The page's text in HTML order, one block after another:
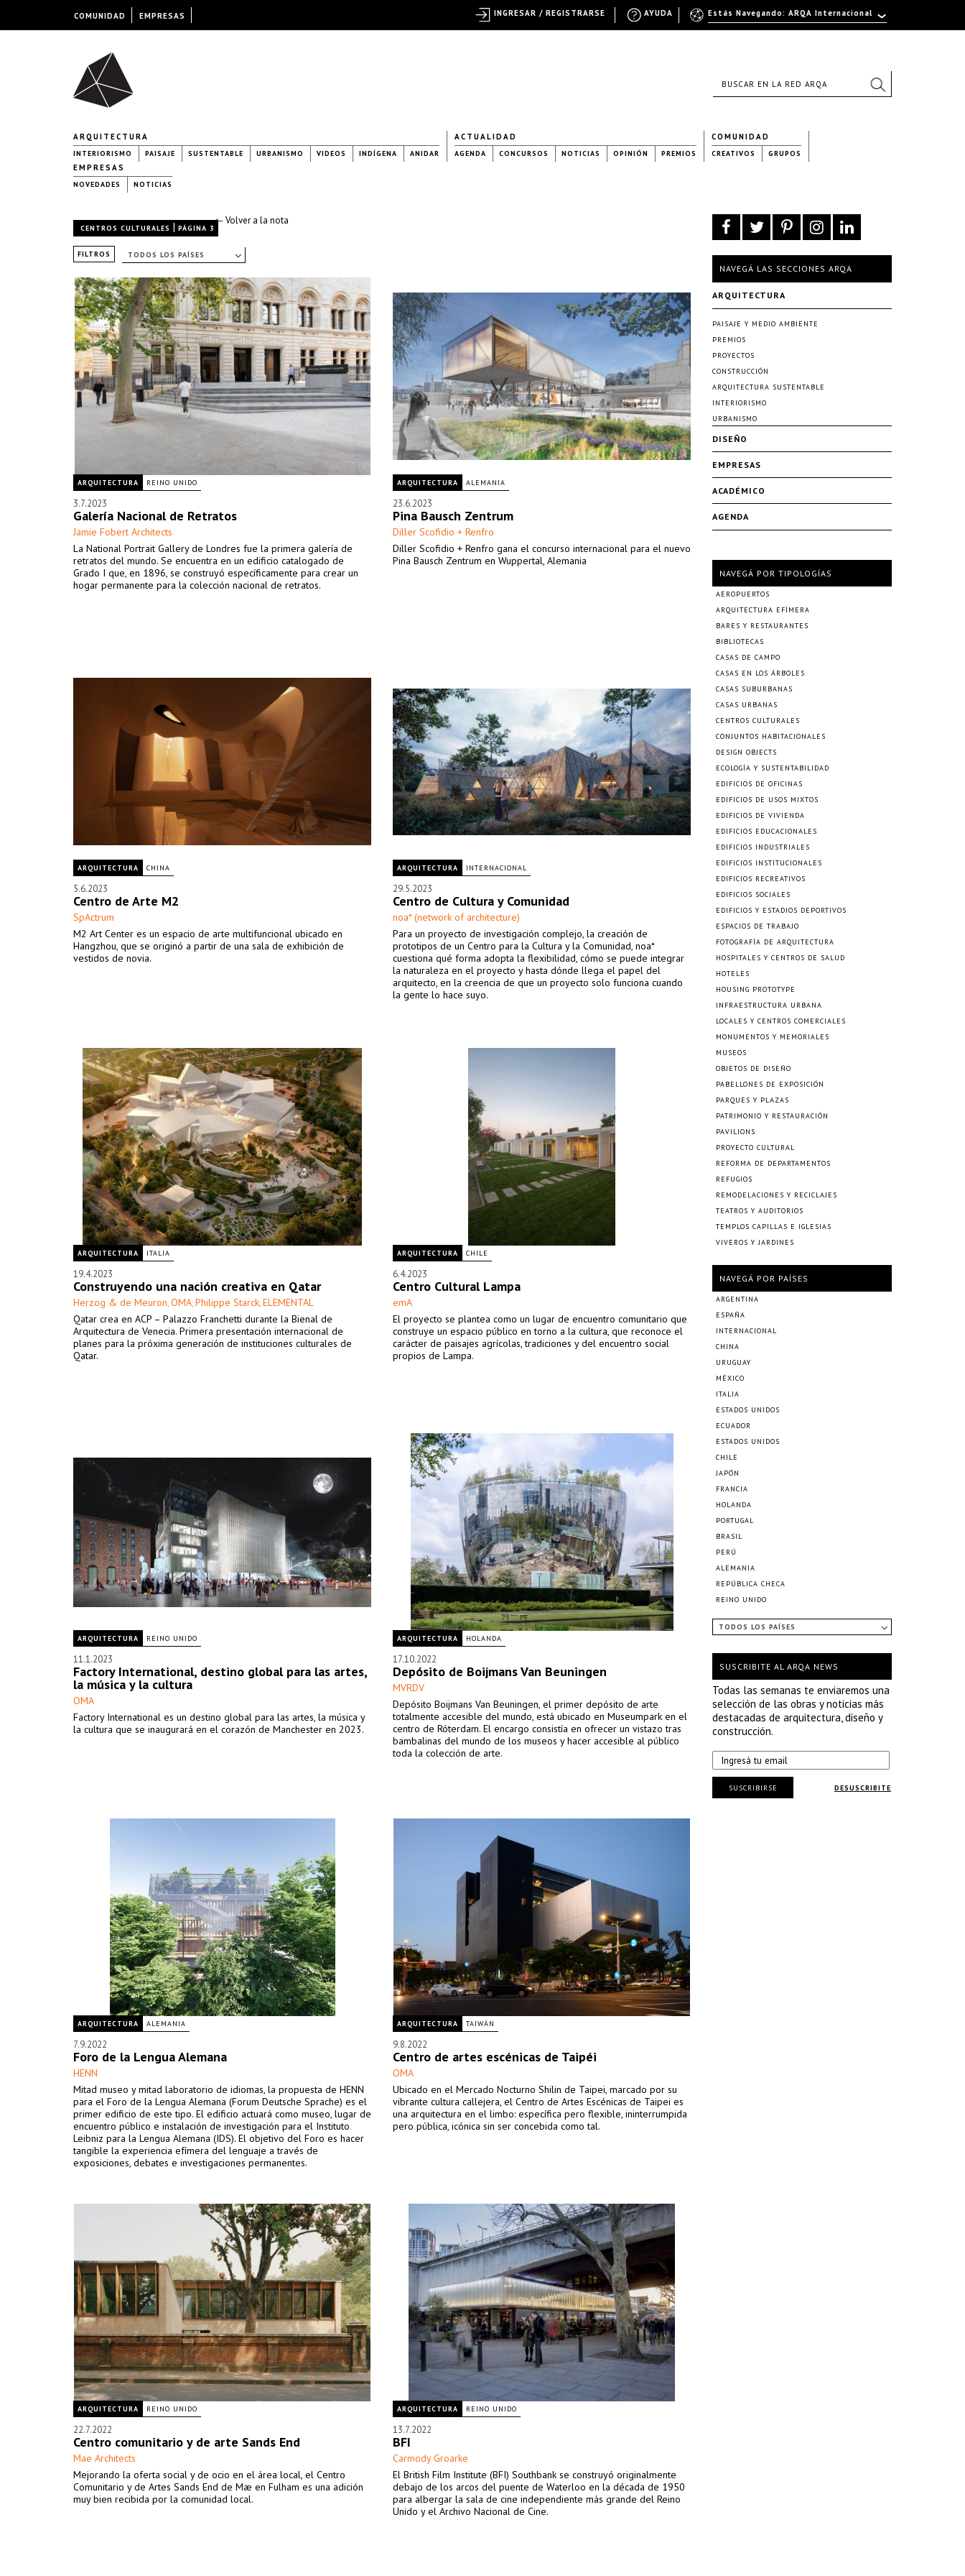
ARQUITECTURA
INTERIORISMO PAISAJE SUSTENTABLE URBANISMO VIDEOS INDÍGENA ANIDAR
ACTUALIDAD
AGENDA CONCURSOS NOTICIAS OPINIÓN PREMIOS
COMUNIDAD
CREATIVOS GRUPOS
EMPRESAS
NOVEDADES NOTICIAS
← Volver a la nota
CENTROS CULTURALES | PÁGINA 3
FILTROS TODOS LOS PAÍSES
ARQUITECTURA REINO UNIDO
3.7.2023
Galería Nacional de Retratos
Jamie Fobert Architects
La National Portrait Gallery de Londres fue la primera galería de
retratos del mundo. Se encuentra en un edificio catalogado de
Grado I que, en 1896, se construyó específicamente para crear un
hogar permanente para la colección nacional de retratos.
ARQUITECTURA ALEMANIA
23.6.2023
Pina Bausch Zentrum
Diller Scofidio + Renfro
Diller Scofidio + Renfro gana el concurso internacional para el nuevo
Pina Bausch Zentrum en Wuppertal, Alemania
ARQUITECTURA CHINA
5.6.2023
Centro de Arte M2
SpActrum
M2 Art Center es un espacio de arte multifuncional ubicado en
Hangzhou, que se originó a partir de una sala de exhibición de
vestidos de novia.
ARQUITECTURA INTERNACIONAL
29.5.2023
Centro de Cultura y Comunidad
noa* (network of architecture)
Para un proyecto de investigación complejo, la creación de
prototipos de un Centro para la Cultura y la Comunidad, noa*
cuestiona qué forma adopta la flexibilidad, cómo se puede integrar
la naturaleza en el proyecto y hasta dónde llega el papel del
arquitecto, en la creencia de que un proyecto solo funciona cuando
la gente lo hace suyo.
ARQUITECTURA ITALIA
19.4.2023
Construyendo una nación creativa en Qatar
Herzog & de Meuron, OMA, Philippe Starck, ELEMENTAL
Qatar crea en ACP – Palazzo Franchetti durante la Bienal de
Arquitectura de Venecia. Primera presentación internacional de
planes para la próxima generación de instituciones culturales de
Qatar.
ARQUITECTURA CHILE
6.4.2023
Centro Cultural Lampa
emA
El proyecto se plantea como un lugar de encuentro comunitario que
construye un espacio público en torno a la cultura, que reconoce el
carácter de paisajes agrícolas, tradiciones y del encuentro social
propios de Lampa.
ARQUITECTURA REINO UNIDO
11.1.2023
Factory International, destino global para las artes,
la música y la cultura
OMA
Factory International es un destino global para las artes, la música y
la cultura que se inaugurará en el corazón de Manchester en 2023.
ARQUITECTURA HOLANDA
17.10.2022
Depósito de Boijmans Van Beuningen
MVRDV
Depósito Boijmans Van Beuningen, el primer depósito de arte
totalmente accesible del mundo, está ubicado en Museumpark en el
centro de Róterdam. El encargo consistía en ofrecer un vistazo tras
bambalinas del mundo de los museos y hacer accesible al público
toda la colección de arte.
ARQUITECTURA ALEMANIA
7.9.2022
Foro de la Lengua Alemana
HENN
Mitad museo y mitad laboratorio de idiomas, la propuesta de HENN
para el Foro de la Lengua Alemana (Forum Deutsche Sprache) es el
primer edificio de este tipo. El edificio actuará como museo, lugar de
encuentro público e instalación de investigación para el Instituto
Leibniz para la Lengua Alemana (IDS). El objetivo del Foro es hacer
tangible la experiencia efímera del lenguaje a través de
exposiciones, debates e investigaciones permanentes.
ARQUITECTURA TAIWÁN
9.8.2022
Centro de artes escénicas de Taipéi
OMA
Ubicado en el Mercado Nocturno Shilin de Taipei, marcado por su
vibrante cultura callejera, el Centro de Artes Escénicas de Taipei es
una arquitectura en el limbo: específica pero flexible, ininterrumpida
pero pública, icónica sin ser concebida como tal.
ARQUITECTURA REINO UNIDO
22.7.2022
Centro comunitario y de arte Sands End
Mae Architects
Mejorando la oferta social y de ocio en el área local, el Centro
Comunitario y de Artes Sands End de Mæ en Fulham es una adición
muy bien recibida por la comunidad local.
ARQUITECTURA REINO UNIDO
13.7.2022
BFI
Carmody Groarke
El British Film Institute (BFI) Southbank se construyó originalmente
debajo de los arcos del puente de Waterloo en la década de 1950
para albergar la sala de cine independiente más grande del Reino
Unido y el Archivo Nacional de Cine.
NAVEGÁ LAS SECCIONES ARQA
ARQUITECTURA
PAISAJE Y MEDIO AMBIENTE
PREMIOS
PROYECTOS
CONSTRUCCIÓN
ARQUITECTURA SUSTENTABLE
INTERIORISMO
URBANISMO
DISEÑO
EMPRESAS
ACADÉMICO
AGENDA
NAVEGÁ POR TIPOLOGÍAS
AEROPUERTOS
ARQUITECTURA EFÍMERA
BARES Y RESTAURANTES
BIBLIOTECAS
CASAS DE CAMPO
CASAS EN LOS ÁRBOLES
CASAS SUBURBANAS
CASAS URBANAS
CENTROS CULTURALES
CONJUNTOS HABITACIONALES
DESIGN OBJECTS
ECOLOGÍA Y SUSTENTABILIDAD
EDIFICIOS DE OFICINAS
EDIFICIOS DE USOS MIXTOS
EDIFICIOS DE VIVIENDA
EDIFICIOS EDUCACIONALES
EDIFICIOS INDUSTRIALES
EDIFICIOS INSTITUCIONALES
EDIFICIOS RECREATIVOS
EDIFICIOS SOCIALES
EDIFICIOS Y ESTADIOS DEPORTIVOS
ESPACIOS DE TRABAJO
FOTOGRAFÍA DE ARQUITECTURA
HOSPITALES Y CENTROS DE SALUD
HOTELES
HOUSING PROTOTYPE
INFRAESTRUCTURA URBANA
LOCALES Y CENTROS COMERCIALES
MONUMENTOS Y MEMORIALES
MUSEOS
OBJETOS DE DISEÑO
PABELLONES DE EXPOSICIÓN
PARQUES Y PLAZAS
PATRIMONIO Y RESTAURACIÓN
PAVILIONS
PROYECTO CULTURAL
REFORMA DE DEPARTAMENTOS
REFUGIOS
REMODELACIONES Y RECICLAJES
TEATROS Y AUDITORIOS
TEMPLOS CAPILLAS E IGLESIAS
VIVEROS Y JARDINES
NAVEGÁ POR PAÍSES
ARGENTINA
ESPAÑA
INTERNACIONAL
CHINA
URUGUAY
MÉXICO
ITALIA
ESTADOS UNIDOS
ECUADOR
ESTADOS UNIDOS
CHILE
JAPÓN
FRANCIA
HOLANDA
PORTUGAL
BRASIL
PERÚ
ALEMANIA
REPÚBLICA CHECA
REINO UNIDO
TODOS LOS PAÍSES
SUSCRIBITE AL ARQA NEWS
Todas las semanas te enviaremos una
selección de las obras y noticias más
destacadas de arquitectura, diseño y
construcción.
DESUSCRIBITE
SUSCRIBIRSE
COMUNIDAD EMPRESAS Estás Navegando: ARQA Internacional
AYUDA
INGRESAR / REGISTRARSE